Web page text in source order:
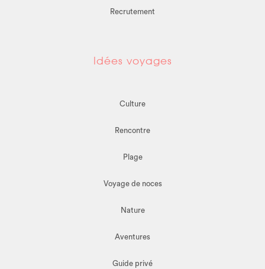
Recrutement
Idées voyages
Culture
Rencontre
Plage
Voyage de noces
Nature
Aventures
Guide privé